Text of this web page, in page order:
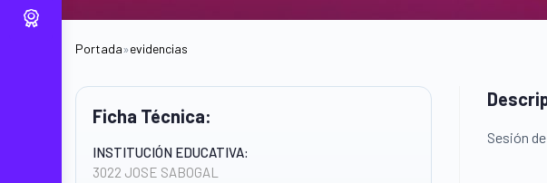
Portada»evidencias
Ficha Técnica:
INSTITUCIÓN EDUCATIVA:
3022 JOSE SABOGAL
Sesión